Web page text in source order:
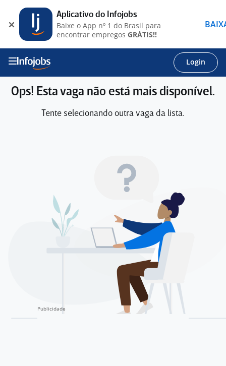
Login
Ops! Esta vaga não está mais disponível.
Tente selecionando outra vaga da lista.
Aplicativo do Infojobs
Baixe o App nº 1 do Brasil para
encontrar empregos GRÁTIS!!